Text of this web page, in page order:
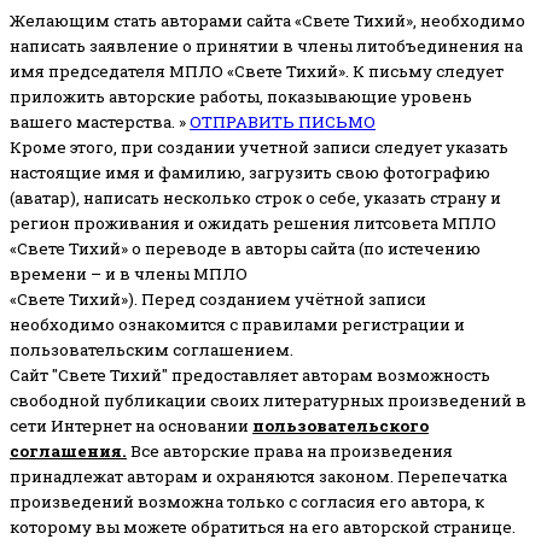
Желающим стать авторами сайта «Свете Тихий», необходимо
написать заявление о принятии в члены литобъединения на
имя председателя МПЛО «Свете Тихий». К письму следует
приложить авторские работы, показывающие уровень
вашего мастерства. »ОТПРАВИТЬ ПИСЬМО
Кроме этого, при создании учетной записи следует указать
настоящие имя и фамилию, загрузить свою фотографию
(аватар), написать несколько строк о себе, указать страну и
регион проживания и ожидать решения литсовета МПЛО
«Свете Тихий» о переводе в авторы сайта (по истечению
времени – и в члены МПЛО
«Свете Тихий»). Перед созданием учётной записи
необходимо ознакомится с правилами регистрации и
пользовательским соглашением.
Сайт "Свете Тихий" предоставляет авторам возможность
свободной публикации своих литературных произведений в
сети Интернет на основании пользовательского
соглашения. Все авторские права на произведения
принадлежат авторам и охраняются законом. Перепечатка
произведений возможна только с согласия его автора, к
которому вы можете обратиться на его авторской странице.